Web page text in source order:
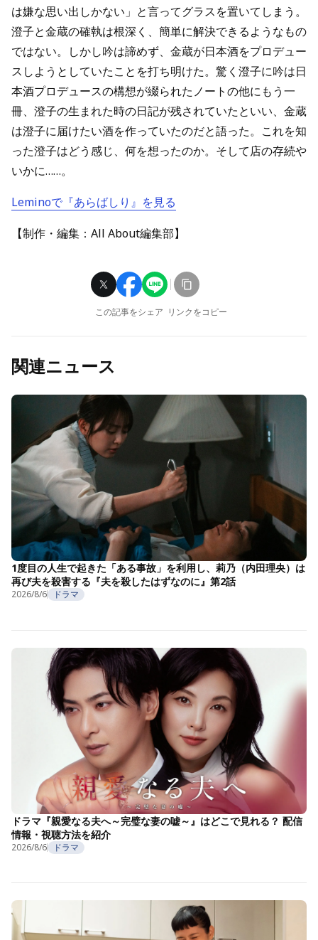
は嫌な思い出しかない」と言ってグラスを置いてしまう。
澄子と金蔵の確執は根深く、簡単に解決できるようなもの
ではない。しかし吟は諦めず、金蔵が日本酒をプロデュー
スしようとしていたことを打ち明けた。驚く澄子に吟は日
本酒プロデュースの構想が綴られたノートの他にもう一
冊、澄子の生まれた時の日記が残されていたといい、金蔵
は澄子に届けたい酒を作っていたのだと語った。これを知
った澄子はどう感じ、何を想ったのか。そして店の存続や
いかに……。
Leminoで『あらばしり』を見る
【制作・編集：All About編集部】
この記事をシェア リンクをコピー
関連ニュース
1度目の人生で起きた「ある事故」を利用し、莉乃（内田理央）は
再び夫を殺害する『夫を殺したはずなのに』第2話
2026/8/6 ドラマ
ドラマ『親愛なる夫へ～完璧な妻の嘘～』はどこで見れる？ 配信
情報・視聴方法を紹介
2026/8/6 ドラマ